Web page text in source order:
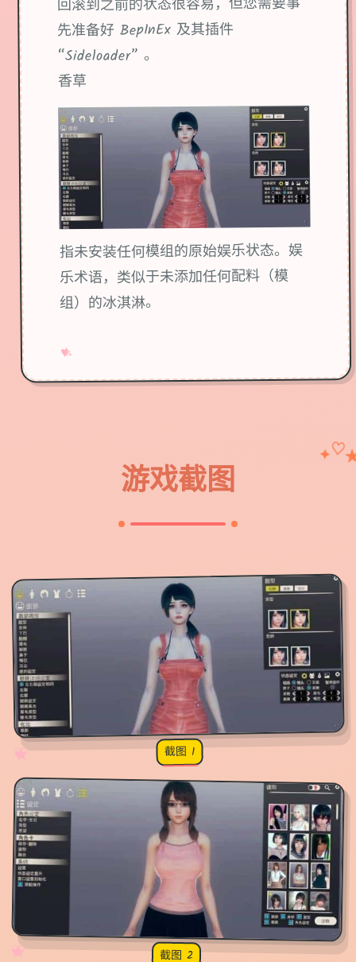
先准备好 BepInEx 及其插件
“Sideloader” 。
香草
指未安装任何模组的原始娱乐状态。娱
乐术语，类似于未添加任何配料（模
组）的冰淇淋。
♥
✧
→
游戏截图
✦♡
✧♡
★ 截图 1
✧♡
★ 截图 2